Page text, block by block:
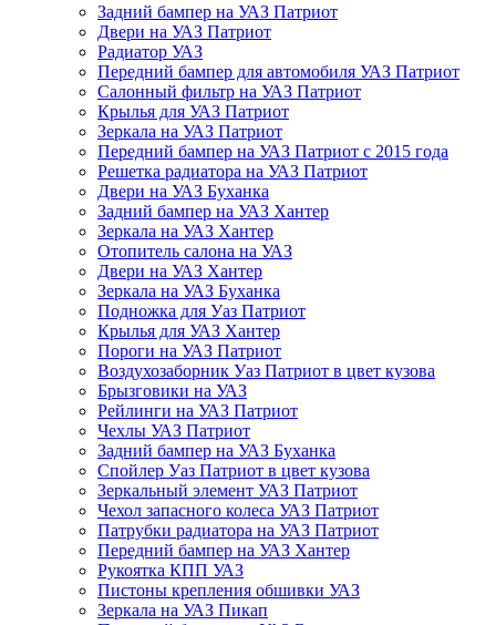
Задний бампер на УАЗ Патриот
Двери на УАЗ Патриот
Радиатор УАЗ
Передний бампер для автомобиля УАЗ Патриот
Салонный фильтр на УАЗ Патриот
Крылья для УАЗ Патриот
Зеркала на УАЗ Патриот
Передний бампер на УАЗ Патриот с 2015 года
Решетка радиатора на УАЗ Патриот
Двери на УАЗ Буханка
Задний бампер на УАЗ Хантер
Зеркала на УАЗ Хантер
Отопитель салона на УАЗ
Двери на УАЗ Хантер
Зеркала на УАЗ Буханка
Подножка для Уаз Патриот
Крылья для УАЗ Хантер
Пороги на УАЗ Патриот
Воздухозаборник Уаз Патриот в цвет кузова
Брызговики на УАЗ
Рейлинги на УАЗ Патриот
Чехлы УАЗ Патриот
Задний бампер на УАЗ Буханка
Спойлер Уаз Патриот в цвет кузова
Зеркальный элемент УАЗ Патриот
Чехол запасного колеса УАЗ Патриот
Патрубки радиатора на УАЗ Патриот
Передний бампер на УАЗ Хантер
Рукоятка КПП УАЗ
Пистоны крепления обшивки УАЗ
Зеркала на УАЗ Пикап